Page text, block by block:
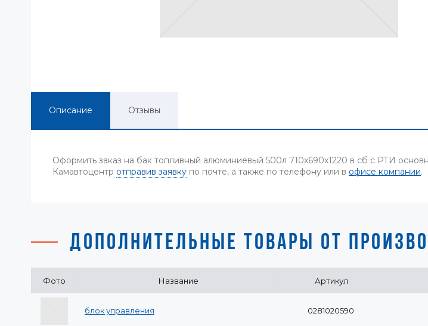
Описание Отзывы
Оформить заказ на бак топливный алюминиевый 500л 710х690х1220 в сб с РТИ
Камавтоцентр отправив заявку по почте, а также по телефону или в офисе компании.
ДОПОЛНИТЕЛЬНЫЕ ТОВАРЫ ОТ
Фото Название Артикул
блок управления 0281020590